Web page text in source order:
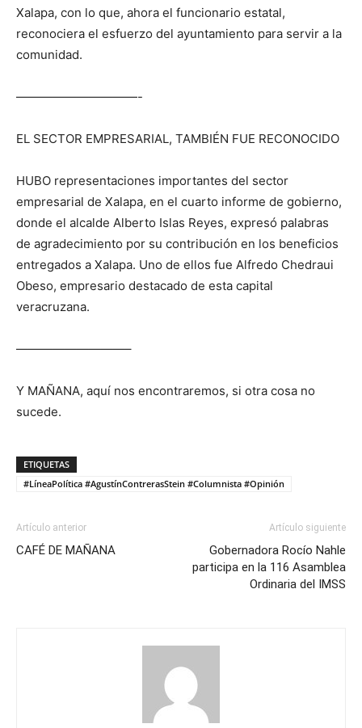
Xalapa, con lo que, ahora el funcionario estatal,
reconociera el esfuerzo del ayuntamiento para servir a la
comunidad.
——————————-
EL SECTOR EMPRESARIAL, TAMBIÉN FUE RECONOCIDO
HUBO representaciones importantes del sector
empresarial de Xalapa, en el cuarto informe de gobierno,
donde el alcalde Alberto Islas Reyes, expresó palabras
de agradecimiento por su contribución en los beneficios
entregados a Xalapa. Uno de ellos fue Alfredo Chedraui
Obeso, empresario destacado de esta capital
veracruzana.
—————————–
Y MAÑANA, aquí nos encontraremos, si otra cosa no
sucede.
ETIQUETAS
#LíneaPolítica #AgustínContrerasStein #Columnista #Opinión
Artículo anterior
CAFÉ DE MAÑANA
Artículo siguiente
Gobernadora Rocío Nahle
participa en la 116 Asamblea
Ordinaria del IMSS